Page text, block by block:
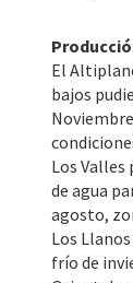
El
bajos
Los
de agua
agosto,
Los
frío de